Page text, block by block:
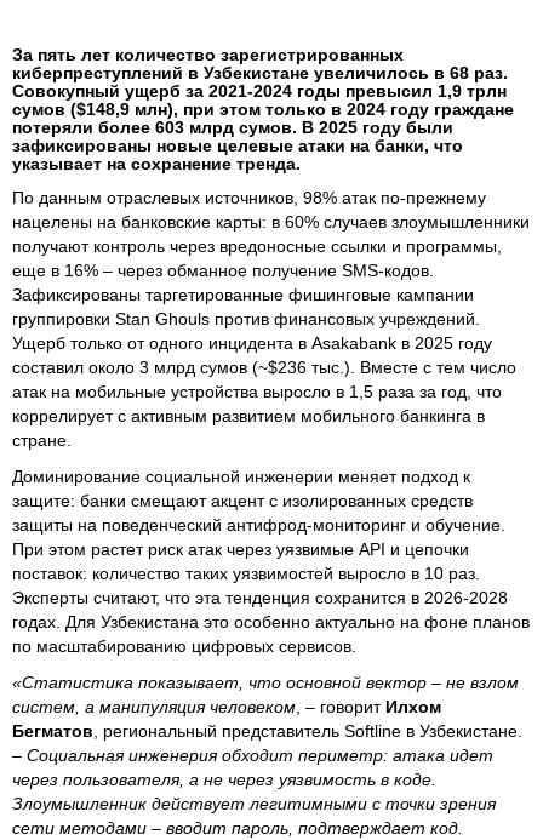
За пять лет количество зарегистрированных
киберпреступлений в Узбекистане увеличилось в 68 раз.
Совокупный ущерб за 2021-2024 годы превысил 1,9 трлн
сумов ($148,9 млн), при этом только в 2024 году граждане
потеряли более 603 млрд сумов. В 2025 году были
зафиксированы новые целевые атаки на банки, что
указывает на сохранение тренда.
По данным отраслевых источников, 98% атак по-прежнему
нацелены на банковские карты: в 60% случаев злоумышленники
получают контроль через вредоносные ссылки и программы,
еще в 16% – через обманное получение SMS-кодов.
Зафиксированы таргетированные фишинговые кампании
группировки Stan Ghouls против финансовых учреждений.
Ущерб только от одного инцидента в Asakabank в 2025 году
составил около 3 млрд сумов (~$236 тыс.). Вместе с тем число
атак на мобильные устройства выросло в 1,5 раза за год, что
коррелирует с активным развитием мобильного банкинга в
стране.
Доминирование социальной инженерии меняет подход к
защите: банки смещают акцент с изолированных средств
защиты на поведенческий антифрод-мониторинг и обучение.
При этом растет риск атак через уязвимые API и цепочки
поставок: количество таких уязвимостей выросло в 10 раз.
Эксперты считают, что эта тенденция сохранится в 2026-2028
годах. Для Узбекистана это особенно актуально на фоне планов
по масштабированию цифровых сервисов.
«Статистика показывает, что основной вектор – не взлом
систем, а манипуляция человеком , – говорит Илхом
Бегматов , региональный представитель Softline в Узбекистане.
– Социальная инженерия обходит периметр: атака идет
через пользователя, а не через уязвимость в коде.
Злоумышленник действует легитимными с точки зрения
сети методами – вводит пароль, подтверждает код.